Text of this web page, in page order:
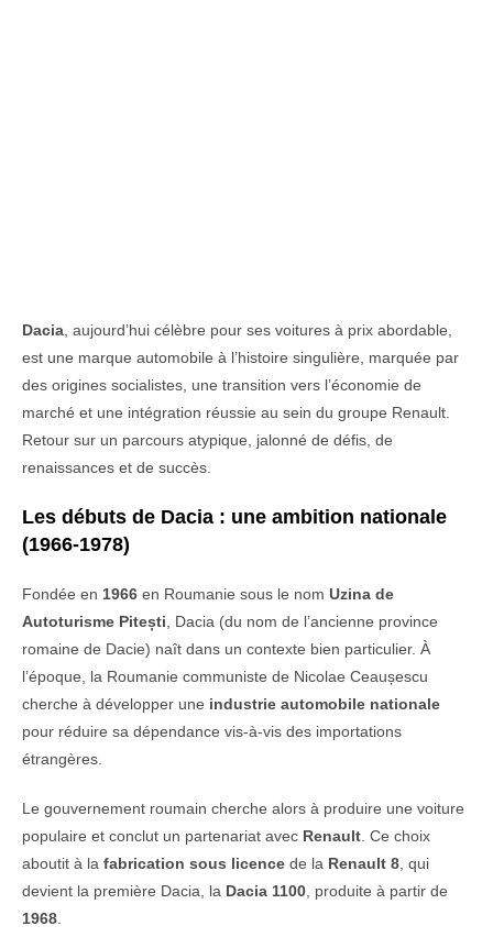
Dacia, aujourd’hui célèbre pour ses voitures à prix abordable,
est une marque automobile à l’histoire singulière, marquée par
des origines socialistes, une transition vers l’économie de
marché et une intégration réussie au sein du groupe Renault.
Retour sur un parcours atypique, jalonné de défis, de
renaissances et de succès.
Les débuts de Dacia : une ambition nationale
(1966-1978)
Fondée en 1966 en Roumanie sous le nom Uzina de
Autoturisme Pitești, Dacia (du nom de l’ancienne province
romaine de Dacie) naît dans un contexte bien particulier. À
l’époque, la Roumanie communiste de Nicolae Ceaușescu
cherche à développer une industrie automobile nationale
pour réduire sa dépendance vis-à-vis des importations
étrangères.
Le gouvernement roumain cherche alors à produire une voiture
populaire et conclut un partenariat avec Renault. Ce choix
aboutit à la fabrication sous licence de la Renault 8, qui
devient la première Dacia, la Dacia 1100, produite à partir de
1968.